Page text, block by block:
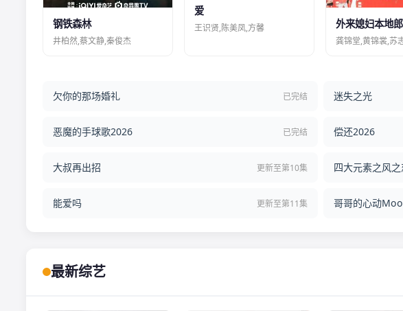
钢铁森林
井柏然,蔡文静,秦俊杰
爱
王识贤,陈美凤,方馨 外来媳妇本地
龚锦堂,黄锦裳,苏
欠你的那场婚礼 已完结 迷失之光
恶魔的手球歌2026 已完结 偿还2026
大叔再出招 更新至第10集 四大元素之风
能爱吗 更新至第11集 哥哥的心动Moo
最新综艺